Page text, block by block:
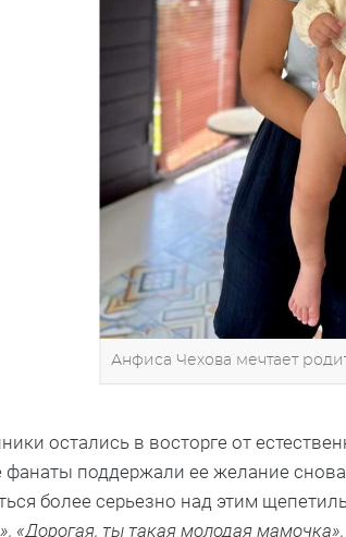
Анфиса Чехова мечтает
остались в восторге от
поддержали ее желание
более серьезно над этим
«Дорогая, ты такая молодая